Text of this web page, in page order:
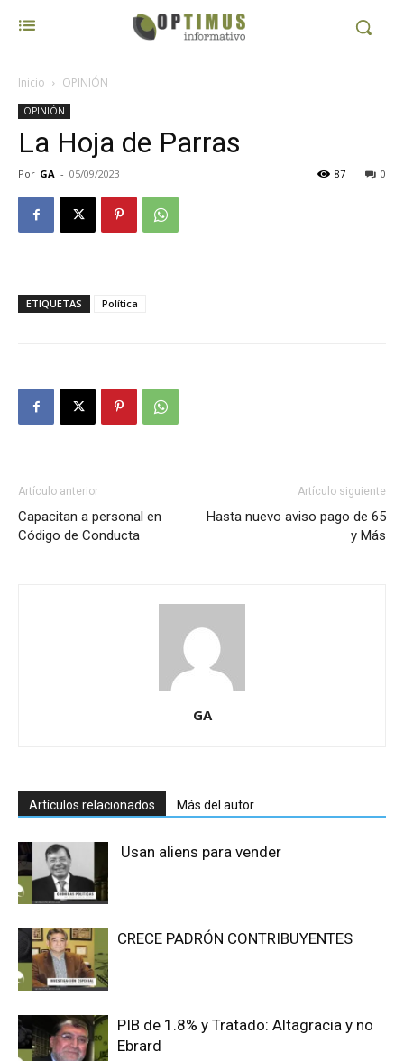
Inicio OPINIÓN
OPINIÓN
La Hoja de Parras
Por GA - 05/09/2023 0
87
ETIQUETAS Política
Artículo anterior
Capacitan a personal en
Código de Conducta
Artículo siguiente
Hasta nuevo aviso pago de 65
y Más
GA
Artículos relacionados Más del autor
Usan aliens para vender
CRECE PADRÓN CONTRIBUYENTES
PIB de 1.8% y Tratado: Altagracia y no
Ebrard